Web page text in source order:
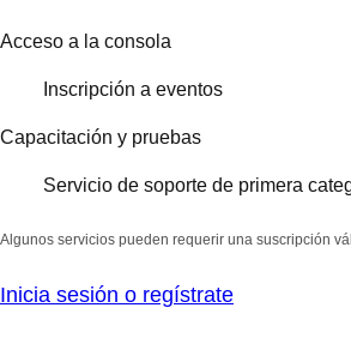
Acceso a la consola
Inscripción a eventos
Capacitación y pruebas
Servicio de soporte de primera
Algunos servicios pueden requerir una suscripción
Inicia sesión o regístrate